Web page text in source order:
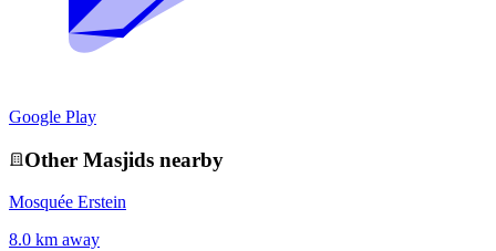
Google Play
Other Masjids nearby
Mosquée Erstein
8.0 km away